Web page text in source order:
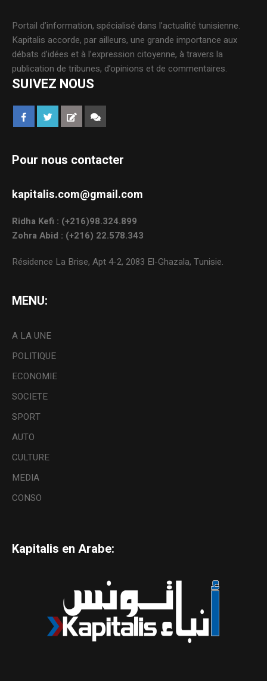
Portail d’information, spécialisé dans l’actualité tunisienne.
Kapitalis accorde, par ailleurs, une grande importance aux
débats d’idées et à l’expression citoyenne, à travers la
publication de tribunes, d’opinions et de commentaires.
SUIVEZ NOUS
Pour nous contacter
kapitalis.com@gmail.com
Ridha Kefi : (+216)98.324.899
Zohra Abid : (+216) 22.578.343
Résidence La Brise, Apt 4-2, 2083 El-Ghazala, Tunisie.
MENU:
A LA UNE
POLITIQUE
ECONOMIE
SOCIETE
SPORT
AUTO
CULTURE
MEDIA
CONSO
Kapitalis en Arabe: